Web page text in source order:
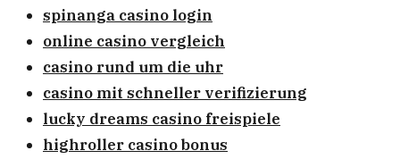
spinanga casino login
online casino vergleich
casino rund um die uhr
casino mit schneller verifizierung
lucky dreams casino freispiele
highroller casino bonus